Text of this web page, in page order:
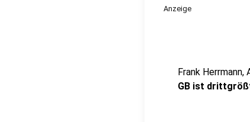
Anzeige
Frank
GB ist